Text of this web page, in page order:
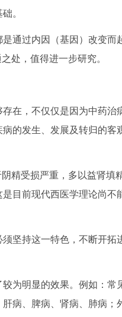
。
通过内因（基因）改变而
处，值得进一步研究。
在，不仅仅是因为中药治
的发生、发展及转归的客
精受损严重，多以益肾填
目前现代西医学理论尚不
坚持这一特色，不断开拓
为明显的效果。例如：常
病、脾病、肾病、肺病；